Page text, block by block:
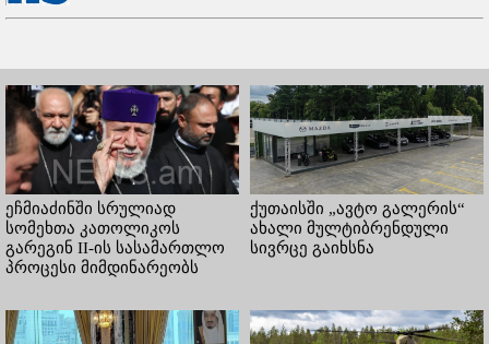
ეჩმიაძინში სრულიად
სომეხთა კათოლიკოს
გარეგინ II-ის სასამართლო
პროცესი მიმდინარეობს
ქუთაისში „ავტო გალერის“
ახალი მულტიბრენდული
სივრცე გაიხსნა